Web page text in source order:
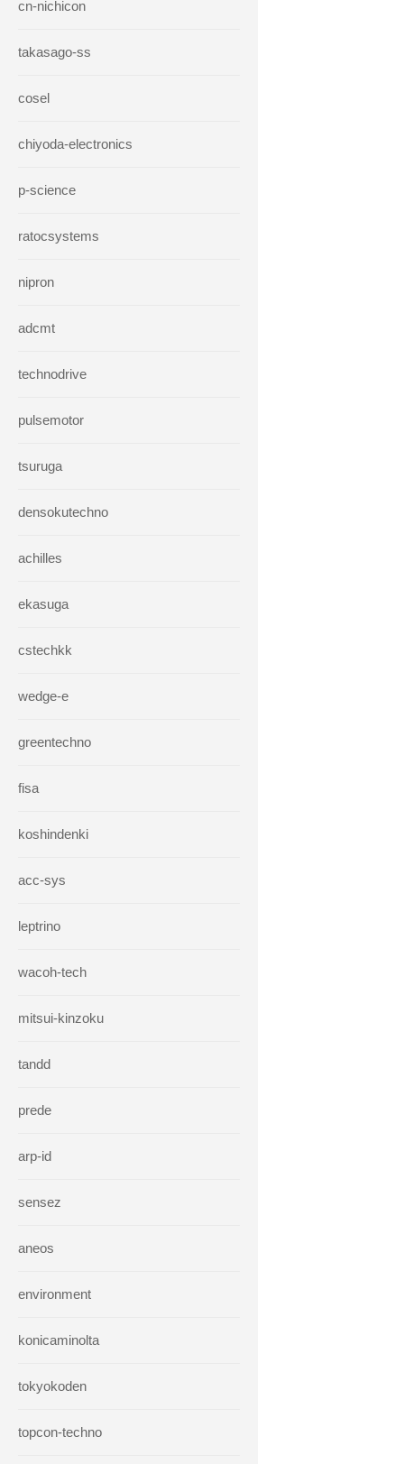
cn-nichicon
takasago-ss
cosel
chiyoda-electronics
p-science
ratocsystems
nipron
adcmt
technodrive
pulsemotor
tsuruga
densokutechno
achilles
ekasuga
cstechkk
wedge-e
greentechno
fisa
koshindenki
acc-sys
leptrino
wacoh-tech
mitsui-kinzoku
tandd
prede
arp-id
sensez
aneos
environment
konicaminolta
tokyokoden
topcon-techno